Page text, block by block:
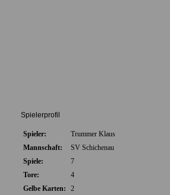
Spielerprofil
Spieler:
Trummer Klaus
Mannschaft:
SV Schichenau
Spiele:
7
Tore:
4
Gelbe Karten:
2